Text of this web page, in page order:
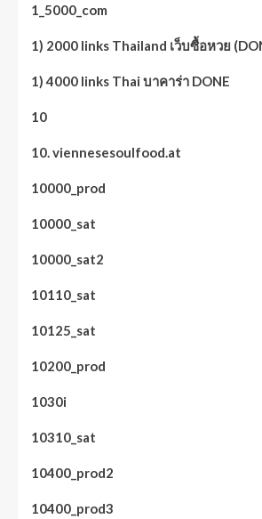
1_5000_com
1) 2000 links Thailand เว็บซื้อหวย
1) 4000 links Thai บาคาร่า DONE
10
10. viennesesoulfood.at
10000_prod
10000_sat
10000_sat2
10110_sat
10125_sat
10200_prod
1030i
10310_sat
10400_prod2
10400_prod3